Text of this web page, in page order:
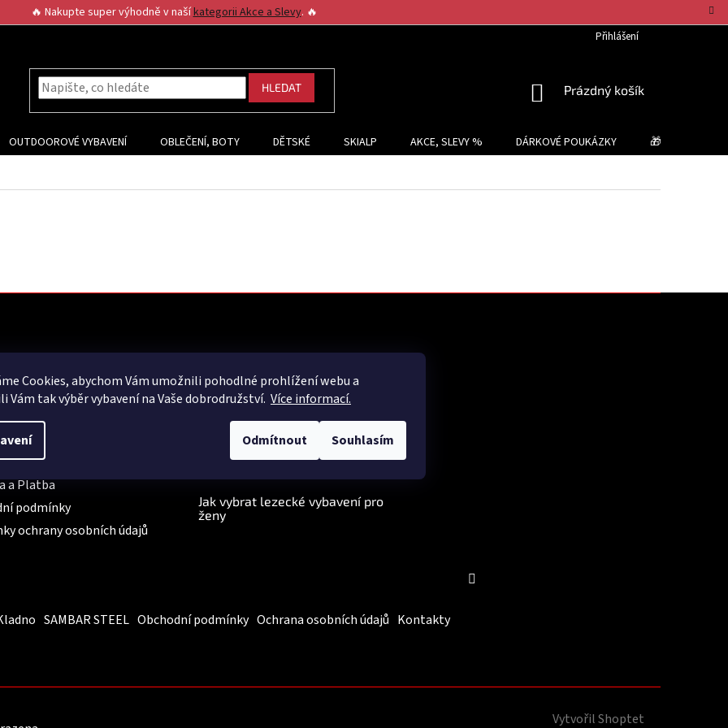
Cookies, abychom Vámumožnili pohodlné prohlížení webu a
Vám tak výběr vybavení na Vaše dobrodružství. Více informací.
Odmítnout Souhlasím
🔥 Nakupte super výhodně v našíkategorii Akce a Slevy. 🔥
Přihlášení
HLEDAT
NÁKUPNÍ
Prázdný košík
OUTDOOROVÉ VYBAVENÍ OBLEČENÍ, BOTY DĚTSKÉ SKIALP AKCE, SLEVY % DÁRKOVÉ POUKÁZKY 🎁 TIPY NA
pro Vás
nám
výměna, vrácení
a Platba
podmínky
ochrany osobních údajů
BLOG
své vítěze.
Březnové bestsellery: jaro je tady
Jak vybrat lezecké vybavení pro
ženy
SAMBAR STEEL Obchodní podmínky Ochrana osobních údajů Kontakty
Vytvořil Shoptet